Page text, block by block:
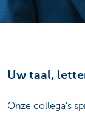
Uw taal,
Onze collega's